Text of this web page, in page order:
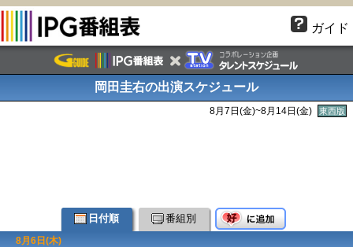
ガイド
岡田圭右の出演スケジュール
8月7日(金)~8月14日(金) 東西版
日付順 番組別
8月6日(木)